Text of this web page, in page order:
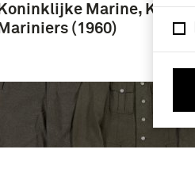
Koninklijke Marine, Korps
Mariniers (1960)